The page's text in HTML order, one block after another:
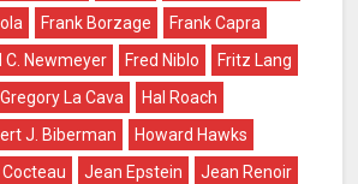
Frank Borzage
Frank Capra
C. Newmeyer Fred Niblo
Fritz Lang
Gregory La Cava
Hal Roach
J. Biberman
Howard Hawks
Jean Epstein
Jean Renoir